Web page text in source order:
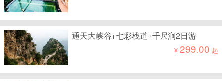
通天大峡谷+七彩栈道+千尺涧2日游
¥299.00 起